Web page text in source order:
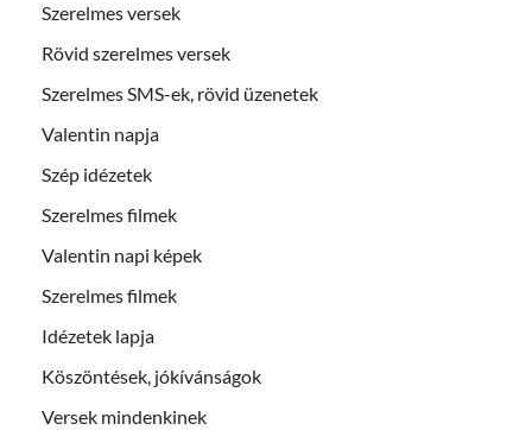
Szerelmes versek
Rövid szerelmes versek
Szerelmes SMS-ek, rövid üzenetek
Valentin napja
Szép idézetek
Szerelmes filmek
Valentin napi képek
Szerelmes filmek
Idézetek lapja
Köszöntések, jókívánságok
Versek mindenkinek